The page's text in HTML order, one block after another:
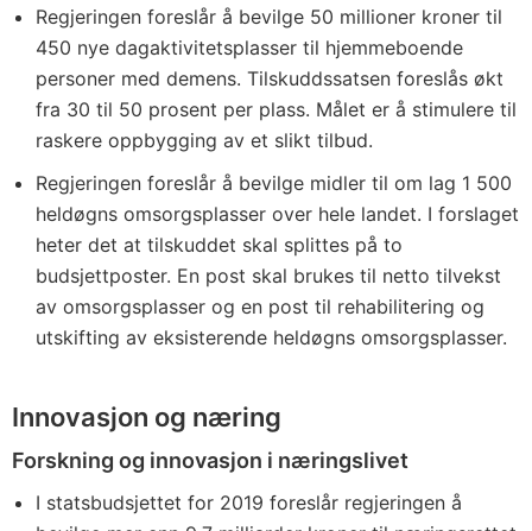
Regjeringen foreslår å bevilge 50 millioner kroner til
450 nye dagaktivitetsplasser til hjemmeboende
personer med demens. Tilskuddssatsen foreslås økt
fra 30 til 50 prosent per plass. Målet er å stimulere til
raskere oppbygging av et slikt tilbud.
Regjeringen foreslår å bevilge midler til om lag 1 500
heldøgns omsorgsplasser over hele landet. I forslaget
heter det at tilskuddet skal splittes på to
budsjettposter. En post skal brukes til netto tilvekst
av omsorgsplasser og en post til rehabilitering og
utskifting av eksisterende heldøgns omsorgsplasser.
Innovasjon og næring
Forskning og innovasjon i næringslivet
I statsbudsjettet for 2019 foreslår regjeringen å